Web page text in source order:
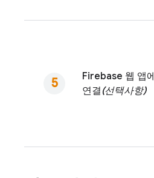
Firebase 웹 앱에
연결 (선택사항)